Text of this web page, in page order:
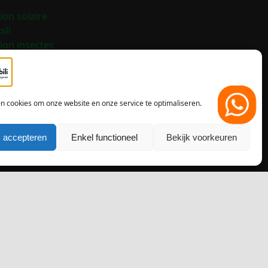
cookies om onze website en onze service te optimaliseren.
accepteren Enkel functioneel Bekijk voorkeuren
solaire
insectes
living